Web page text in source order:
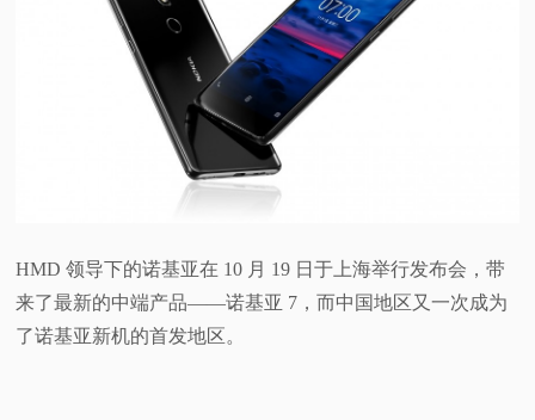
视
频
HMD 领导下的诺基亚在 10 月 19 日于上海举行发布会，带
来了最新的中端产品——诺基亚 7，而中国地区又一次成为
了诺基亚新机的首发地区。